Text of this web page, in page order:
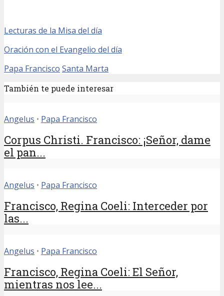
Lecturas de la Misa del día
Oración con el Evangelio del día
Papa Francisco Santa Marta
También te puede interesar
Angelus • Papa Francisco
Corpus Christi. Francisco: ¡Señor, dame
el pan...
Angelus • Papa Francisco
Francisco, Regina Coeli: Interceder por
las...
Angelus • Papa Francisco
Francisco, Regina Coeli: El Señor,
mientras nos lee...